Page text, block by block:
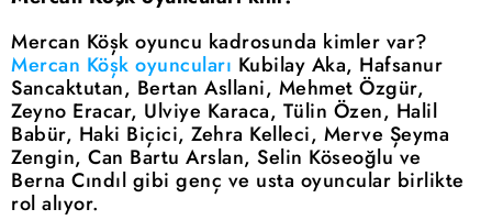
Mercan Köşk oyuncu kadrosunda kimler var?
Mercan Köşk oyuncuları Kubilay Aka, Hafsanur
Sancaktutan, Bertan Asllani, Mehmet Özgür,
Zeyno Eracar, Ulviye Karaca, Tülin Özen, Halil
Babür, Haki Biçici, Zehra Kelleci, Merve Şeyma
Zengin, Can Bartu Arslan, Selin Köseoğlu ve
Berna Cındıl gibi genç ve usta oyuncular birlikte
rol alıyor.